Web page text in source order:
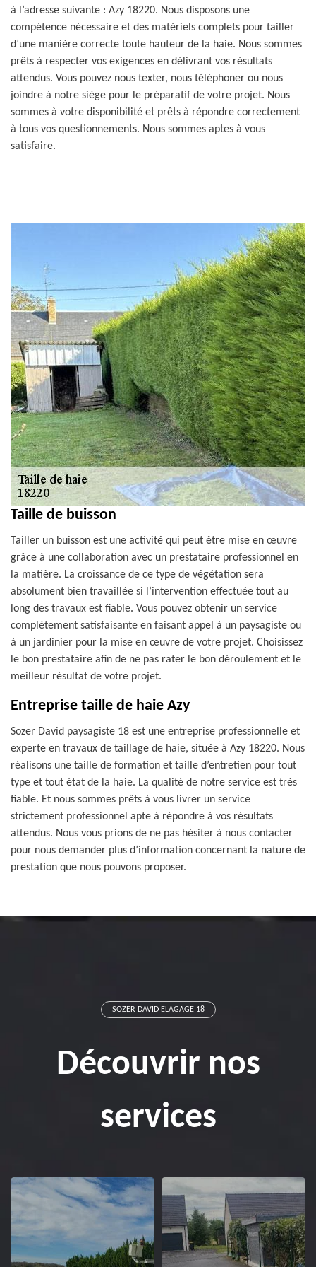
à l’adresse suivante : Azy 18220. Nous disposons une
compétence nécessaire et des matériels complets pour tailler
d’une manière correcte toute hauteur de la haie. Nous sommes
prêts à respecter vos exigences en délivrant vos résultats
attendus. Vous pouvez nous texter, nous téléphoner ou nous
joindre à notre siège pour le préparatif de votre projet. Nous
sommes à votre disponibilité et prêts à répondre correctement
à tous vos questionnements. Nous sommes aptes à vous
satisfaire.
Taille de buisson
Tailler un buisson est une activité qui peut être mise en œuvre
grâce à une collaboration avec un prestataire professionnel en
la matière. La croissance de ce type de végétation sera
absolument bien travaillée si l’intervention effectuée tout au
long des travaux est fiable. Vous pouvez obtenir un service
complètement satisfaisante en faisant appel à un paysagiste ou
à un jardinier pour la mise en œuvre de votre projet. Choisissez
le bon prestataire afin de ne pas rater le bon déroulement et le
meilleur résultat de votre projet.
Entreprise taille de haie Azy
Sozer David paysagiste 18 est une entreprise professionnelle et
experte en travaux de taillage de haie, située à Azy 18220. Nous
réalisons une taille de formation et taille d’entretien pour tout
type et tout état de la haie. La qualité de notre service est très
fiable. Et nous sommes prêts à vous livrer un service
strictement professionnel apte à répondre à vos résultats
attendus. Nous vous prions de ne pas hésiter à nous contacter
pour nous demander plus d’information concernant la nature de
prestation que nous pouvons proposer.
SOZER DAVID ELAGAGE 18
Découvrir nos
services